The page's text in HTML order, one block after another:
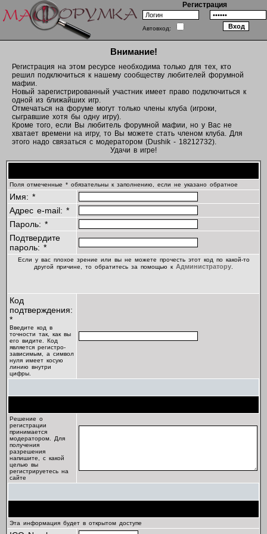
Регистрация
Автовход:
Внимание!
Регистрация на этом ресурсе необходима только для тех, кто
решил подключиться к нашему сообществу любителей форумной
мафии.
Новый зарегистрированный участник имеет право подключиться к
одной из ближайших игр.
Отмечаться на форуме могут только члены клуба (игроки,
сыгравшие хотя бы одну игру).
Кроме того, если Вы любитель форумной мафии, но у Вас не
хватает времени на игру, то Вы можете стать членом клуба. Для
этого надо связаться с модератором (Dushik - 18212732).
Удачи в игре!
Поля отмеченные * обязательны к заполнению, если не указано обратное
Имя: *
Адрес e-mail: *
Пароль: *
Подтвердите
пароль: *
Если у вас плохое зрение или вы не можете прочесть этот код по какой-то
другой причине, то обратитесь за помощью к Администратору
Код
подтверждения:
*
Введите код в
точности так, как вы
его видите. Код
является регистро-
зависимым, а символ
нуля имеет косую
линию внутри
цифры.
Решение о
регистрации
принимается
модератором. Для
получения
разрешения
напишите, с какой
целью вы
регистрируетесь на
сайте
Эта информация будет в открытом доступе